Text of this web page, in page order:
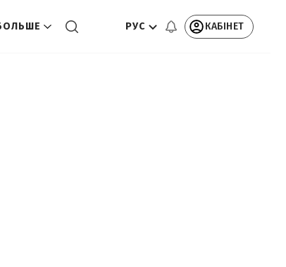
РУС КАБІНЕТ